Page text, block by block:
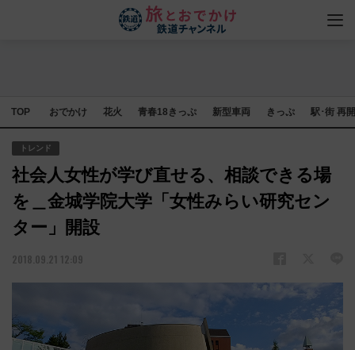
TOP おでかけ 花火 青春18きっぷ 新型車両 きっぷ 駅･街 再
トレンド
社会人女性が学び直せる、相談できる場
を＿金城学院大学「女性みらい研究セン
ター」開設
2018.09.21 12:09